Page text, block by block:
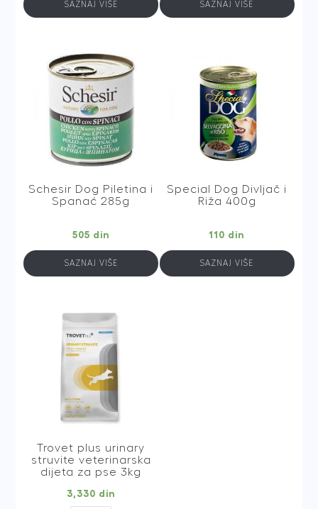
SAZNAJ VIŠE SAZNAJ VIŠE
Schesir Dog Piletina i
Spanać 285g
505 din
SAZNAJ VIŠE
Special Dog Divljač i
Riža 400g
110 din
SAZNAJ VIŠE
Trovet plus urinary
struvite veterinarska
dijeta za pse 3kg
3,330 din